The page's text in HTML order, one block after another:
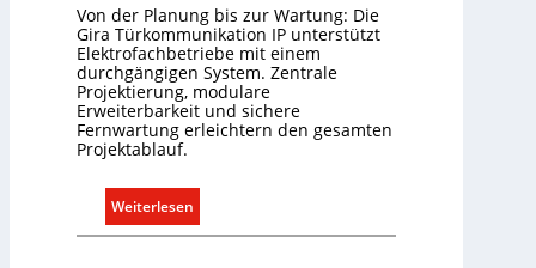
Von der Planung bis zur Wartung: Die
Gira Türkommunikation IP unterstützt
Elektrofachbetriebe mit einem
durchgängigen System. Zentrale
Projektierung, modulare
Erweiterbarkeit und sichere
Fernwartung erleichtern den gesamten
Projektablauf.
Weiterlesen
T